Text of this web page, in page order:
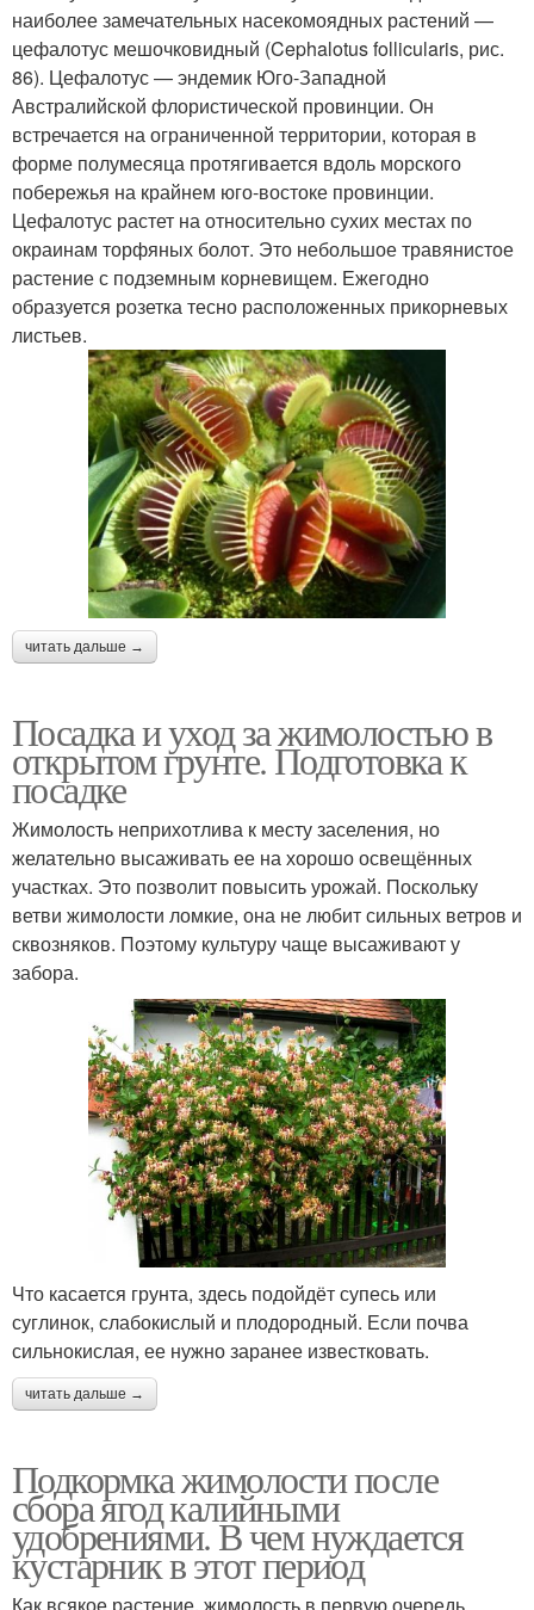
наиболее замечательных насекомоядных растений —
цефалотус мешочковидный (Cephalotus follicularis, рис.
86). Цефалотус — эндемик Юго-Западной
Австралийской флористической провинции. Он
встречается на ограниченной территории, которая в
форме полумесяца протягивается вдоль морского
побережья на крайнем юго-востоке провинции.
Цефалотус растет на относительно сухих местах по
окраинам торфяных болот. Это небольшое травянистое
растение с подземным корневищем. Ежегодно
образуется розетка тесно расположенных прикорневых
листьев.
читать дальше →
Посадка и уход за жимолостью в
открытом грунте. Подготовка к
посадке
Жимолость неприхотлива к месту заселения, но
желательно высаживать ее на хорошо освещённых
участках. Это позволит повысить урожай. Поскольку
ветви жимолости ломкие, она не любит сильных ветров и
сквозняков. Поэтому культуру чаще высаживают у
забора.
Что касается грунта, здесь подойдёт супесь или
суглинок, слабокислый и плодородный. Если почва
сильнокислая, ее нужно заранее известковать.
читать дальше →
Подкормка жимолости после
сбора ягод калийными
удобрениями. В чем нуждается
кустарник в этот период
Как всякое растение, жимолость в первую очередь